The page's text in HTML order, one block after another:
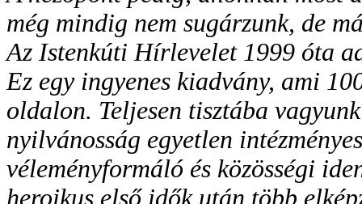
még mindig nem sugárzunk, de
Az Istenkúti Hírlevelet 1999 óta
Ez egy ingyenes kiadvány, ami
oldalon. Teljesen tisztába
nyilvánosság egyetlen
véleményformáló és közösségi
heroikus első idők után több